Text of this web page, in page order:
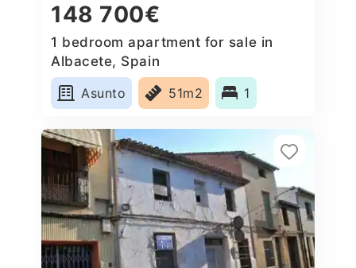
148 700€
1 bedroom apartment for sale in
Albacete, Spain
Asunto
51m2 1